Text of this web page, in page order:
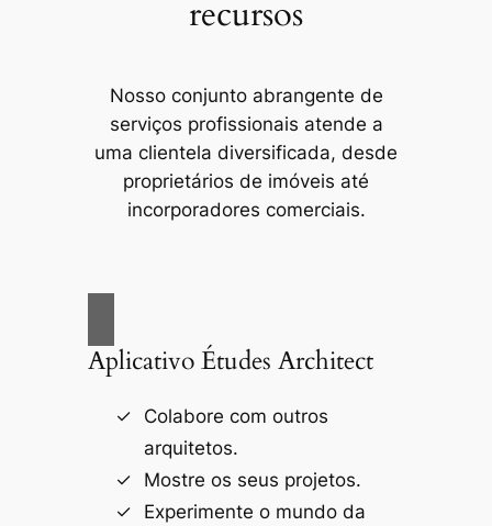
recursos
Nosso conjunto abrangente de
serviços profissionais atende a
uma clientela diversificada, desde
proprietários de imóveis até
incorporadores comerciais.
Aplicativo Études Architect
Colabore com outros
arquitetos.
Mostre os seus projetos.
Experimente o mundo da